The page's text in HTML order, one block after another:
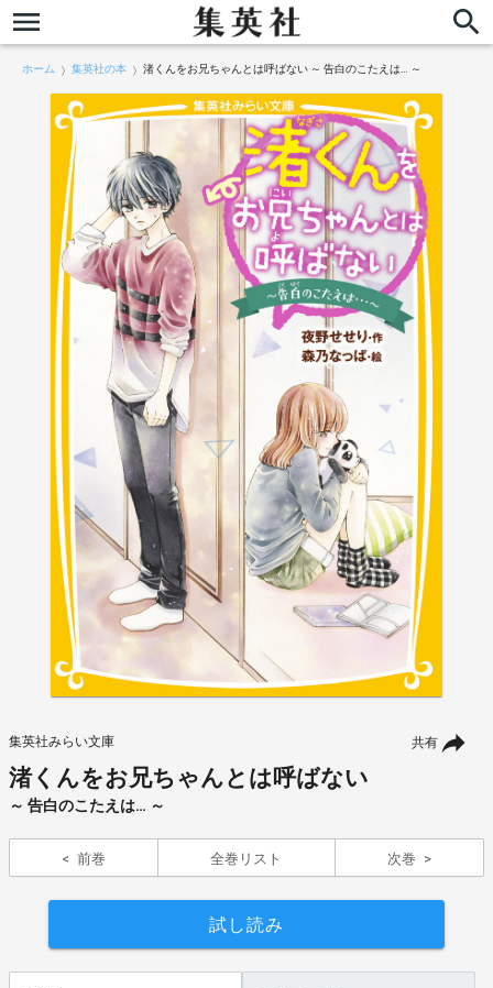
ホーム 集英社の本 渚くんをお兄ちゃんとは呼ばない ～ 告白のこたえは… ～
共有
集英社みらい文庫
渚くんをお兄ちゃんとは呼ばない
～ 告白のこたえは… ～
前巻 全巻リスト 次巻
試し読み